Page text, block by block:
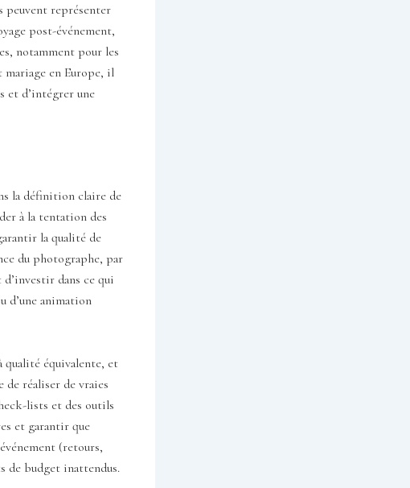
peuvent représenter
post-événement,
notamment pour les
mariage en Europe, il
et d’intégrer une
la définition claire de
à la tentation des
la qualité de
du photographe, par
dans ce qui
d’une animation
qualité équivalente, et
de réaliser de vraies
lists et des outils
et garantir que
(retours,
de budget inattendus.